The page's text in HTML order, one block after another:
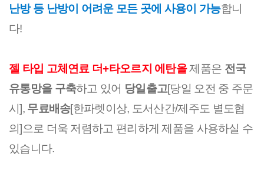
난방 등 난방이 어려운 모든 곳에 사용이 가능합니
다!
젤 타입 고체연료 더+타오르지 에탄올제품은 전국
유통망을 구축하고 있어 당일출고[당일 오전 중 주문
시], 무료배송[한파렛이상, 도서산간/제주도 별도협
의]으로 더욱 저렴하고 편리하게 제품을 사용하실 수
있습니다.